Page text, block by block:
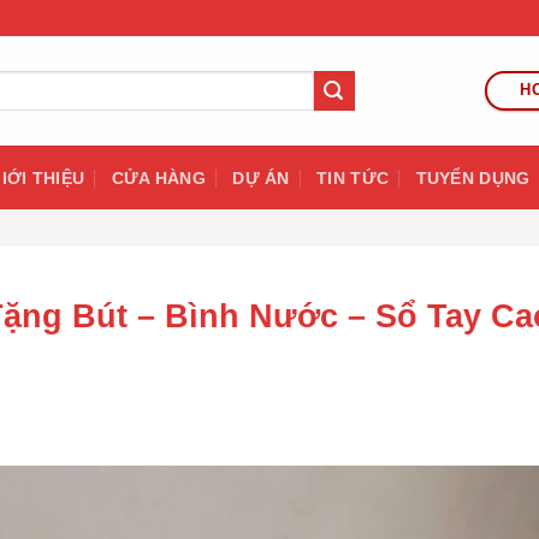
THIỆU CỬA HÀNG DỰ ÁN TIN TỨC TUYỂN DỤNG
Bút – Bình Nước – Sổ Tay